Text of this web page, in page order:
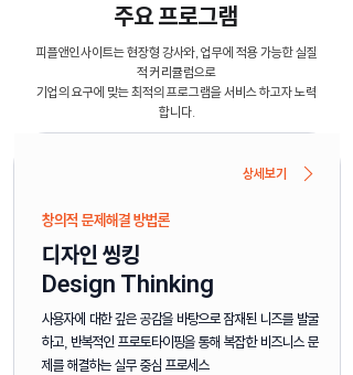
주요 프로그램
피플앤인사이트는 현장형 강사와, 업무에 적용 가능한 실질
적 커리큘럼으로
​기업의 요구에 맞는 최적의 프로그램을 서비스 하고자 노력
합니다.
상세보기
​창의적 문제해결 방법론
​디자인 씽킹
Design Thinking
사용자에 대한 깊은 공감을 바탕으로 잠재된 니즈를 발굴
하고, 반복적인 프로토타이핑을 통해 복잡한 비즈니스 문
제를 해결하는 실무 중심 프로세스